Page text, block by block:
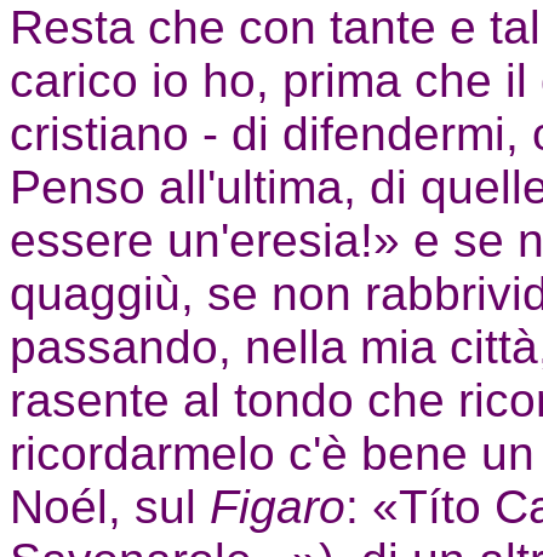
Resta che con tante e
carico io ho, prima che
cristiano - di difendermi,
Penso all'ultima, di
essere un'eresia!» e se
quaggiù, se non
passando, nella mia
rasente al tondo che
ricordarmelo c'è bene
Noél, sul Figaro: «Títo